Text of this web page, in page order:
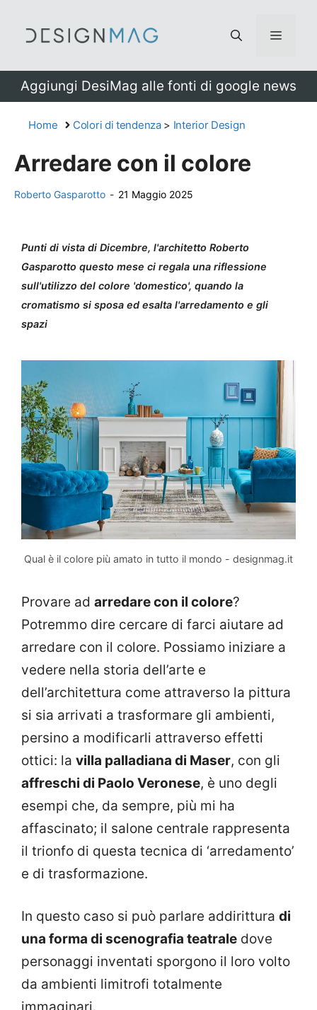
Menu
Aggiungi DesiMag alle fonti di google news
Home Colori di tendenza> Interior Design
Arredare con il colore
Roberto Gasparotto - 21 Maggio 2025
Punti di vista di Dicembre, l'architetto Roberto
Gasparotto questo mese ci regala una riflessione
sull'utilizzo del colore 'domestico', quando la
cromatismo si sposa ed esalta l'arredamento e gli
spazi
Qual è il colore più amato in tutto il mondo - designmag.it
Provare ad arredare con il colore?
Potremmo dire cercare di farci aiutare ad
arredare con il colore. Possiamo iniziare a
vedere nella storia dell’arte e
dell’architettura come attraverso la pittura
si sia arrivati a trasformare gli ambienti,
persino a modificarli attraverso effetti
ottici: la villa palladiana di Maser, con gli
affreschi di Paolo Veronese, è uno degli
esempi che, da sempre, più mi ha
affascinato; il salone centrale rappresenta
il trionfo di questa tecnica di ‘arredamento’
e di trasformazione.
In questo caso si può parlare addirittura di
una forma di scenografia teatrale dove
personaggi inventati sporgono il loro volto
da ambienti limitrofi totalmente